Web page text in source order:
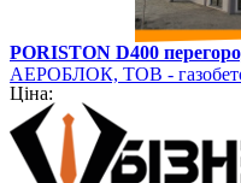
PORISTON D400
АЕРОБЛОК, ТОВ -
PORISTON
Ціна: